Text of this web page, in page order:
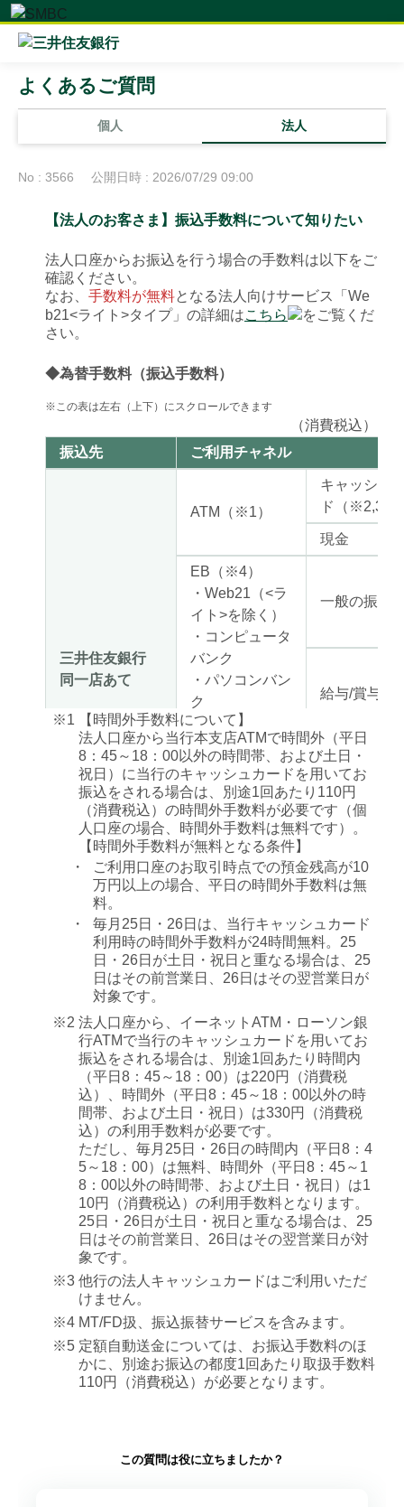
個人 法人
よくあるご質問
No : 3566 公開日時 : 2026/07/29 09:00
【法人のお客さま】振込手数料について知りたい
法人口座からお振込を行う場合の手数料は以下をご
確認ください。
なお、 手数料が無料となる法人向けサービス「We
b21<ライト>タイプ」の詳細はこちら
をご覧くだ
さい。
◆為替手数料（振込手数料）
※この表は左右（上下）にスクロールできます
（消費税込）
振込先
ご利用チャネル
三井住友銀行
同一店あて
ATM（※1）
キャッシュ
ド（※2,3）
現金
EB（※4）
・Web21（<ラ
イト>を除く）
・コンピュータ
バンク
・パソコンバン
ク
等
一般の振込
給与/賞与振
Web21<ライト>
窓口
口座出金
現金
定額自動送金《きちんと振込》
三井住友銀行
本支店あて
キャッシュ
現金
EB（※4）
イト>を除く）
・コンピュータ
バンク
・パソコンバン
ク
等
給与/賞与振
Web21<ライト>
窓口
口座出金
現金
ATM（※1）
キャッシュ
現金
EB（※4）
バンク
※1
【時間外手数料について】
法人口座から当行本支店ATMで時間外（平日
8：45～18：00以外の時間帯、および土日・
祝日）に当行のキャッシュカードを用いてお
振込をされる場合は、別途1回あたり110円
（消費税込）の時間外手数料が必要です（個
人口座の場合、時間外手数料は無料です）。
【時間外手数料が無料となる条件】
・
ご利用口座のお取引時点での預金残高が10
万円以上の場合、平日の時間外手数料は無
料。
・
毎月25日・26日は、当行キャッシュカード
利用時の時間外手数料が24時間無料。25
日・26日が土日・祝日と重なる場合は、25
日はその前営業日、26日はその翌営業日が
対象です。
※2 法人口座から、イーネットATM・ローソン銀
行ATMで当行のキャッシュカードを用いてお
振込をされる場合は、別途1回あたり時間内
（平日8：45～18：00）は220円（消費税
込）、時間外（平日8：45～18：00以外の時
間帯、および土日・祝日）は330円（消費税
込）の利用手数料が必要です。
ただし、毎月25日・26日の時間内（平日8：4
5～18：00）は無料、時間外（平日8：45～1
8：00以外の時間帯、および土日・祝日）は1
10円（消費税込）の利用手数料となります。
25日・26日が土日・祝日と重なる場合は、25
日はその前営業日、26日はその翌営業日が対
象です。
※3 他行の法人キャッシュカードはご利用いただ
けません。
※4 MT/FD扱、振込振替サービスを含みます。
※5 定額自動送金については、お振込手数料のほ
かに、別途お振込の都度1回あたり取扱手数料
110円（消費税込）が必要となります。
この質問は役に立ちましたか？